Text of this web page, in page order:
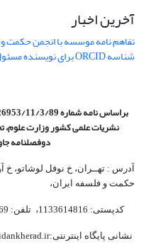
آخرین اخبار
تفاهم نامه موسسه با انجمن حکمت
شناسه ORCID برای نویسنده مسئول
براساس نامه شماره 26953/11/3/89 در جلسة مورخ 31/6/89 کمیسیون
نشریات علمی کشور وزارت
دوفصلنامه
حکمت و فلسفه ایران،‌
کدپستی: 1133614816، تلفن: 66492169 - 021 نمابر: 66962700 - 021
نشانی پایگاه اینترنتی:www.javidankherad.ir